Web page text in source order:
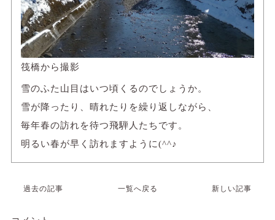
筏橋から撮影
雪のふた山目はいつ頃くるのでしょうか。
雪が降ったり、晴れたりを繰り返しながら、
毎年春の訪れを待つ飛騨人たちです。
明るい春が早く訪れますように(^^♪
過去の記事 一覧へ戻る 新しい記事